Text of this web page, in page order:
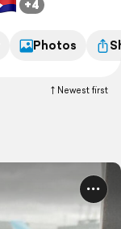
+4
Photos
Newest first